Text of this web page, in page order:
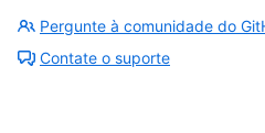
Pergunte à comunidade do
Contate o suporte